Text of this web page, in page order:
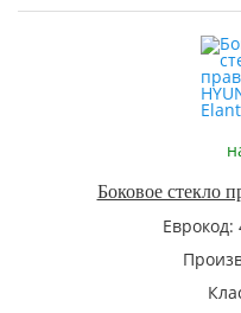
Боковое стекло
Еврокод: